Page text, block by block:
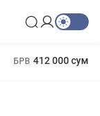
БРВ 412 000 сум